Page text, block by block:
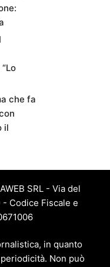
che fa
il
SRL - Via del
- Codice Fiscale e
in quanto
Non può